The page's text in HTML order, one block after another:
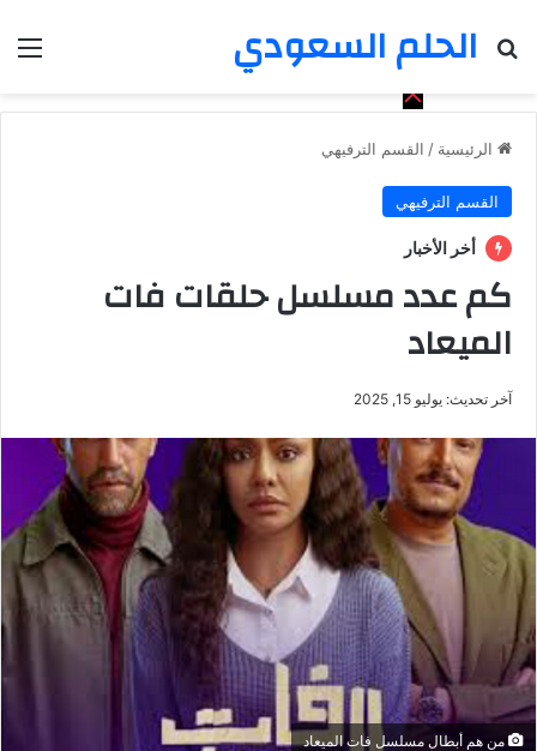
الحلم السعودي
بحث عن
الرئيسية / القسم الترفيهي
القسم الترفيهي
أخر الأخبار
كم عدد مسلسل حلقات فات
الميعاد
آخر تحديث: يوليو 15, 2025
من هم أبطال مسلسل فات الميعاد